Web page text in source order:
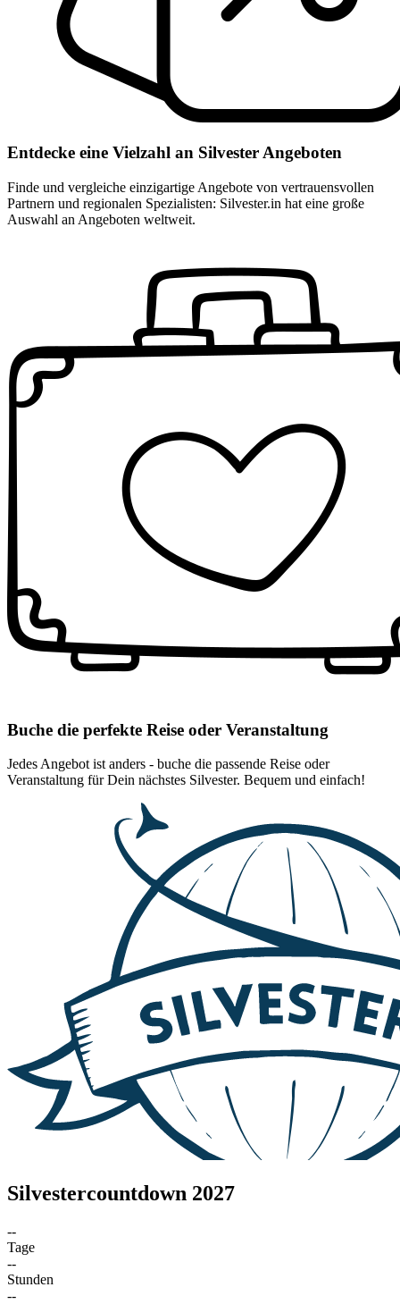
Entdecke eine Vielzahl an Silvester Angeboten
Finde und vergleiche einzigartige Angebote von vertrauensvollen
Partnern und regionalen Spezialisten: Silvester.in hat eine große
Auswahl an Angeboten weltweit.
Buche die perfekte Reise oder Veranstaltung
Jedes Angebot ist anders - buche die passende Reise oder
Veranstaltung für Dein nächstes Silvester. Bequem und einfach!
Silvestercountdown 2027
--
Tage
--
Stunden
--